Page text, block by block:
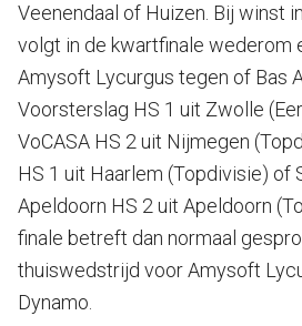
Veenendaal of Huizen. Bij winst
volgt in de kwartfinale wederom
Amysoft Lycurgus tegen of Bas
Voorsterslag HS 1 uit Zwolle
VoCASA HS 2 uit Nijmegen
HS 1 uit Haarlem (Topdivisie) of
Apeldoorn HS 2 uit Apeldoorn
finale betreft dan normaal
thuiswedstrijd voor Amysoft
Dynamo.